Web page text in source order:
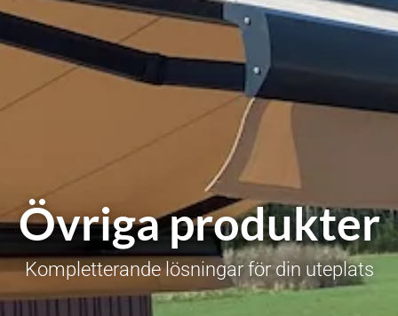
Övriga produkter
Kompletterande lösningar för din uteplats